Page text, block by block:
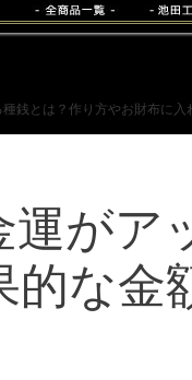
種銭とは？作り方やお財布に
運が
的な金